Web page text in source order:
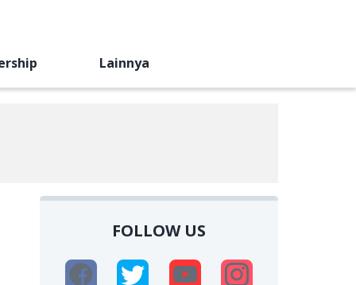
Lainnya
FOLLOW US